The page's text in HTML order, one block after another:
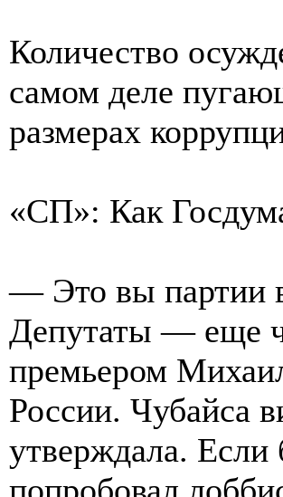
Количество
самом деле
размерах
«СП»: Как
— Это вы партии
Депутаты — еще
премьером
России. Чубайса
утверждала. Если